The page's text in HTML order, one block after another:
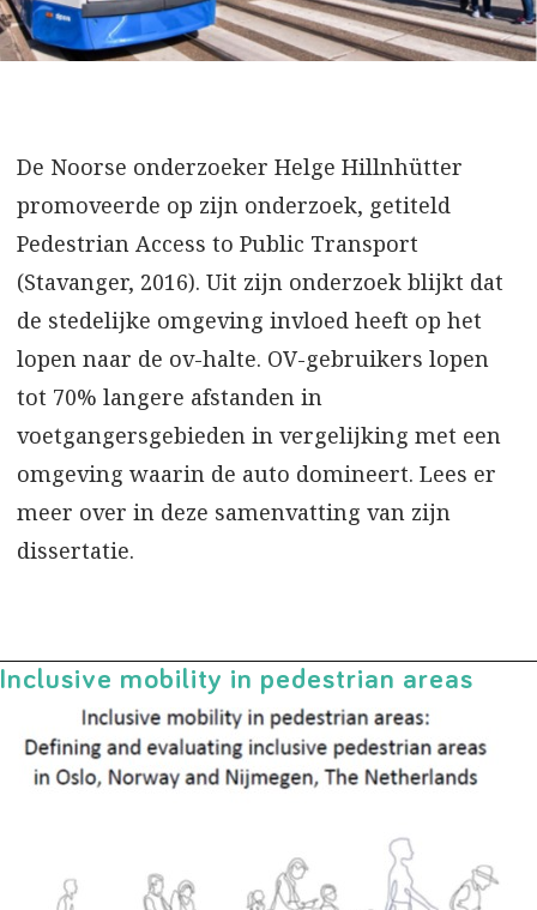
De Noorse onderzoeker Helge Hillnhütter
promoveerde op zijn onderzoek, getiteld
Pedestrian Access to Public Transport
(Stavanger, 2016). Uit zijn onderzoek blijkt dat
de stedelijke omgeving invloed heeft op het
lopen naar de ov-halte. OV-gebruikers lopen
tot 70% langere afstanden in
voetgangersgebieden in vergelijking met een
omgeving waarin de auto domineert. Lees er
meer over in deze samenvatting van zijn
dissertatie.
Inclusive mobility in pedestrian areas